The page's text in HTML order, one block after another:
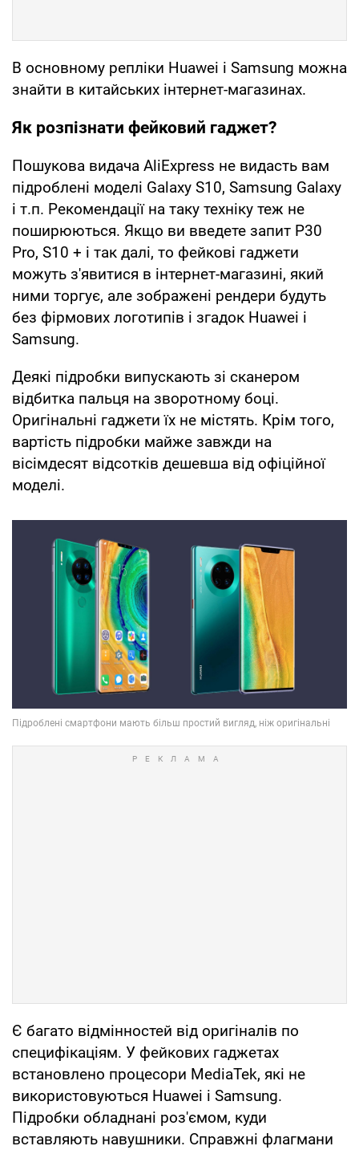
В основному репліки Huawei і Samsung можна
знайти в китайських інтернет-магазинах.
Як розпізнати фейковий гаджет?
Пошукова видача AliExpress не видасть вам
підроблені моделі Galaxy S10, Samsung Galaxy
і т.п. Рекомендації на таку техніку теж не
поширюються. Якщо ви введете запит P30
Pro, S10 + і так далі, то фейкові гаджети
можуть з'явитися в інтернет-магазині, який
ними торгує, але зображені рендери будуть
без фірмових логотипів і згадок Huawei і
Samsung.
Деякі підробки випускають зі сканером
відбитка пальця на зворотному боці.
Оригінальні гаджети їх не містять. Крім того,
вартість підробки майже завжди на
вісімдесят відсотків дешевша від офіційної
моделі.
Є багато відмінностей від оригіналів по
специфікаціям. У фейкових гаджетах
встановлено процесори MediaTek, які не
використовуються Huawei і Samsung.
Підробки обладнані роз'ємом, куди
вставляють навушники. Справжні флагмани